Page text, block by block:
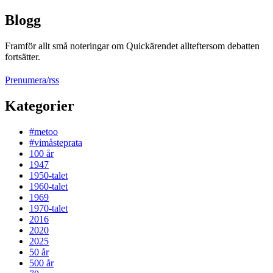
Blogg
Framför allt små noteringar om Quickärendet allteftersom debatten
fortsätter.
Prenumera/rss
Kategorier
#metoo
#vimåsteprata
100 år
1947
1950-talet
1960-talet
1969
1970-talet
2016
2020
2025
50 år
500 år